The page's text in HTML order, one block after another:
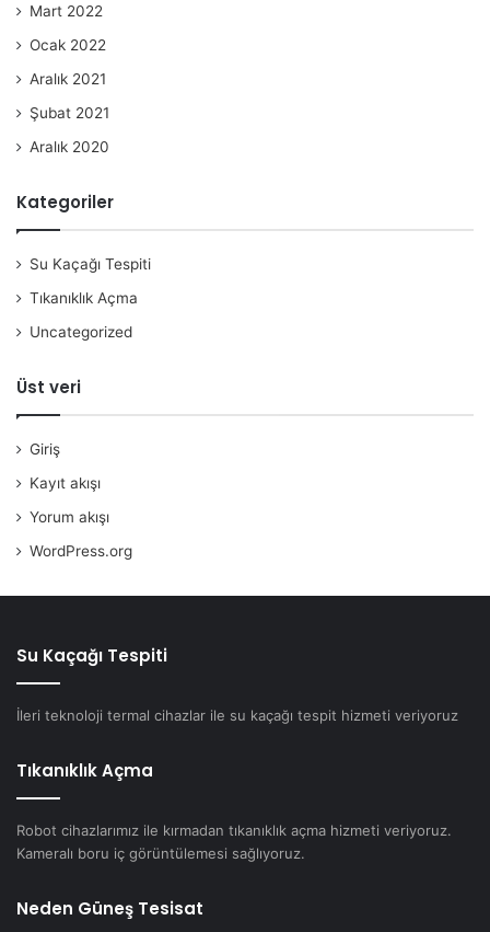
Mart 2022
Ocak 2022
Aralık 2021
Şubat 2021
Aralık 2020
Kategoriler
Su Kaçağı Tespiti
Tıkanıklık Açma
Uncategorized
Üst veri
Giriş
Kayıt akışı
Yorum akışı
WordPress.org
Su Kaçağı Tespiti
İleri teknoloji termal cihazlar ile su kaçağı tespit hizmeti veriyoruz
Tıkanıklık Açma
Robot cihazlarımız ile kırmadan tıkanıklık açma hizmeti veriyoruz.
Kameralı boru iç görüntülemesi sağlıyoruz.
Neden Güneş Tesisat